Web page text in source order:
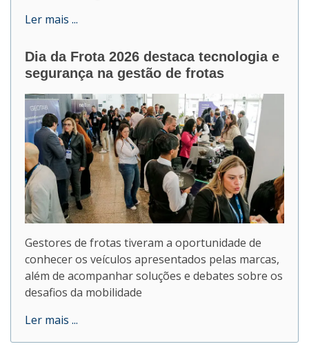
Ler mais ...
Dia da Frota 2026 destaca tecnologia e
segurança na gestão de frotas
Gestores de frotas tiveram a oportunidade de
conhecer os veículos apresentados pelas marcas,
além de acompanhar soluções e debates sobre os
desafios da mobilidade
Ler mais ...